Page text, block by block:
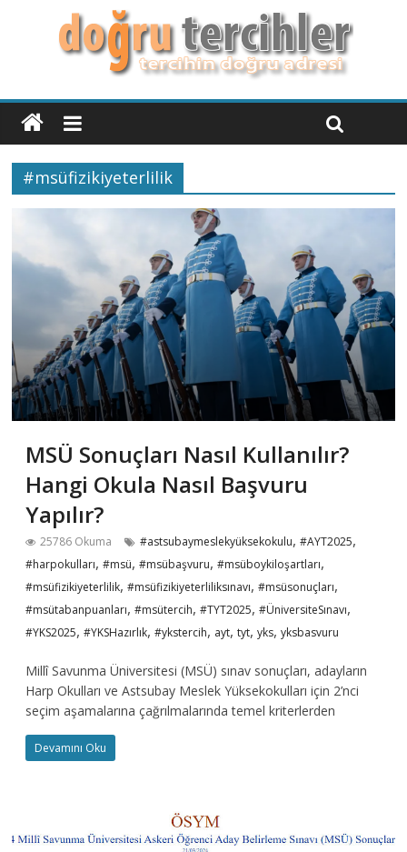
#msüfizikiyeterlilik
MSÜ Sonuçları Nasıl Kullanılır?
Hangi Okula Nasıl Başvuru
Yapılır?
25786 Okuma #astsubaymeslekyüksekokulu,#AYT2025,
#harpokulları,#msü,#msübaşvuru,#msüboykiloşartları,
#msüfizikiyeterlilik,#msüfizikiyeterliliksınavı,#msüsonuçları,
#msütabanpuanları,#msütercih,#TYT2025,#ÜniversiteSınavı,
#YKS2025,#YKSHazırlık,#ykstercih, ayt,tyt,yks,yksbasvuru
Millî Savunma Üniversitesi (MSÜ) sınav sonuçları, adayların
Harp Okulları ve Astsubay Meslek Yüksekokulları için 2’nci
seçim aşamalarına çağrılmalarında temel kriterlerden
Devamını Oku